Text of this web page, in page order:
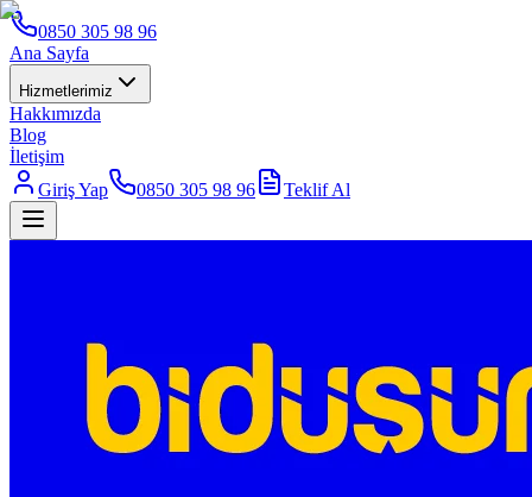
0850 305 98 96
Ana Sayfa
Hizmetlerimiz
Hakkımızda
Blog
İletişim
Giriş Yap
0850 305 98 96 Teklif Al